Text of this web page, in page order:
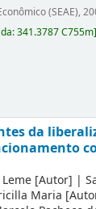
(SEAE),
341.3787 C755m
da
[Autor] |
Maria